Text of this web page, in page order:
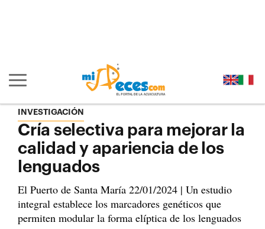
Mostrar/ocultar navegación principal
INVESTIGACIÓN
Cría selectiva para mejorar la
calidad y apariencia de los
lenguados
El Puerto de Santa María 22/01/2024 | Un estudio
integral establece los marcadores genéticos que
permiten modular la forma elíptica de los lenguados